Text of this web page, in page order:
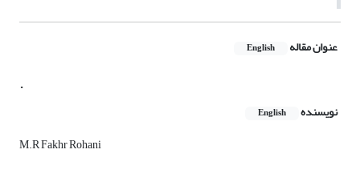
عنوان مقاله English
.
نویسنده English
M.R Fakhr Rohani